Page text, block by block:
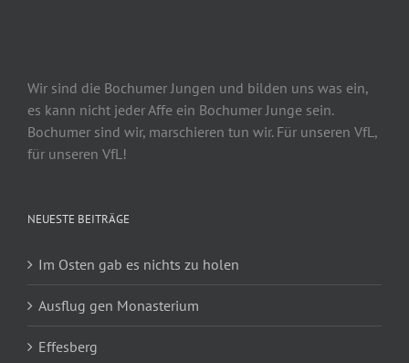
Wir sind die Bochumer Jungen und bilden uns was ein,
es kann nicht jeder Affe ein Bochumer Junge sein.
Bochumer sind wir, marschieren tun wir. Für unseren VfL,
für unseren VfL!
NEUESTE BEITRÄGE
Im Osten gab es nichts zu holen
Ausflug gen Monasterium
Effesberg